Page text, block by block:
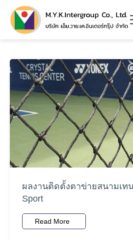
ผลงานติดตั้งตาข่ายสนามเท
Sport
Read More